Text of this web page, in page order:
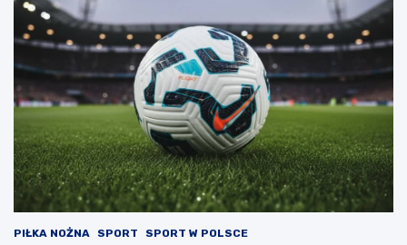
PIŁKA NOŻNA SPORT SPORT W POLSCE